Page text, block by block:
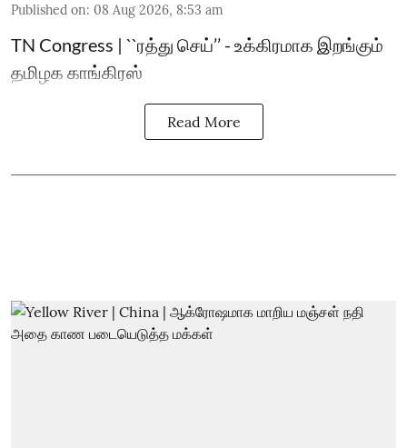
Published on: 08 Aug 2026, 8:53 am
TN Congress | ``ரத்து செய்’’ - உக்கிரமாக இறங்கும்
தமிழக காங்கிரஸ்
Read More